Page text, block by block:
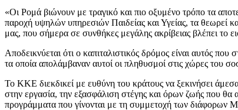
«Οι Ρομά βιώνουν με τραγικό και πιο οξυμένο τρόπο τα
παροχή υψηλών υπηρεσιών Παιδείας και Υγείας, τα θεωρεί
μας, που σήμερα σε συνθήκες μεγάλης ακρίβειας βλέπει το
Αποδεικνύεται ότι ο καπιταλιστικός δρόμος είναι αυτός
τα οποία απολάμβαναν αυτοί οι πληθυσμοί στις χώρες του
Το ΚΚΕ διεκδικεί με ευθύνη του κράτους να ξεκινήσει
στην εργασία, την εξασφάλιση στέγης και όρων ζωής που θα
προγράμματα που γίνονται με τη συμμετοχή των διάφορων